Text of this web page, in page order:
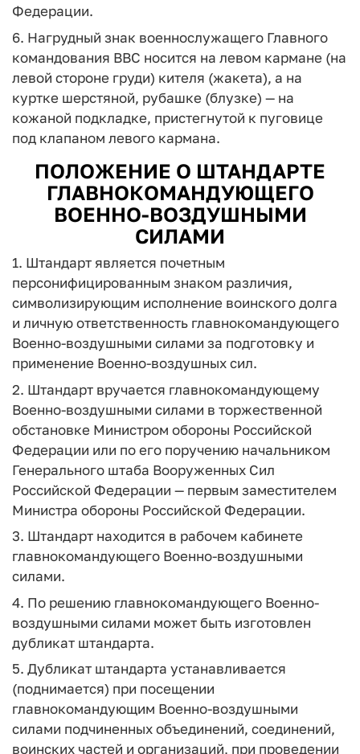
Федерации.
6. Нагрудный знак военнослужащего Главного
командования ВВС носится на левом кармане (на
левой стороне груди) кителя (жакета), а на
куртке шерстяной, рубашке (блузке) — на
кожаной подкладке, пристегнутой к пуговице
под клапаном левого кармана.
ПОЛОЖЕНИЕ О ШТАНДАРТЕ
ГЛАВНОКОМАНДУЮЩЕГО
ВОЕННО-ВОЗДУШНЫМИ
СИЛАМИ
1. Штандарт является почетным
персонифицированным знаком различия,
символизирующим исполнение воинского долга
и личную ответственность главнокомандующего
Военно-воздушными силами за подготовку и
применение Военно-воздушных сил.
2. Штандарт вручается главнокомандующему
Военно-воздушными силами в торжественной
обстановке Министром обороны Российской
Федерации или по его поручению начальником
Генерального штаба Вооруженных Сил
Российской Федерации — первым заместителем
Министра обороны Российской Федерации.
3. Штандарт находится в рабочем кабинете
главнокомандующего Военно-воздушными
силами.
4. По решению главнокомандующего Военно-
воздушными силами может быть изготовлен
дубликат штандарта.
5. Дубликат штандарта устанавливается
(поднимается) при посещении
главнокомандующим Военно-воздушными
силами подчиненных объединений, соединений,
воинских частей и организаций, при проведении